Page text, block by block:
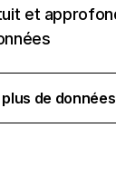
et
de données